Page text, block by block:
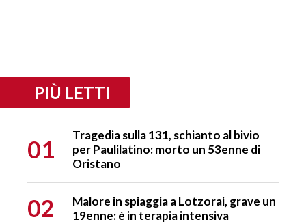
PIÙ LETTI
01
Tragedia sulla 131, schianto al bivio
per Paulilatino: morto un 53enne di
Oristano
02
Malore in spiaggia a Lotzorai, grave un
19enne: è in terapia intensiva